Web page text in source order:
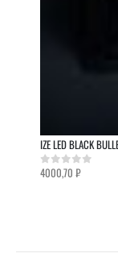
IZE LED BLACK
0out of 5
4000,70 ₽